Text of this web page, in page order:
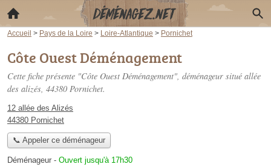
Accueil > Pays de la Loire > Loire-Atlantique > Pornichet
Côte Ouest Déménagement
Cette fiche présente "Côte Ouest Déménagement", déménageur situé allée
des alizés, 44380 Pornichet.
12 allée des Alizés
44380 Pornichet
📞 Appeler ce déménageur
Déménageur - Ouvert jusqu'à 17h30